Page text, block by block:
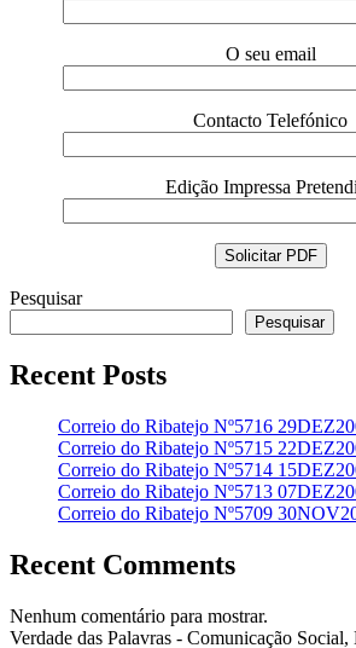
O seu email
Contacto Telefónico
Edição Impressa
Pesquisar
Pesquisar
Recent Posts
Correio do Ribatejo Nº5716
Correio do Ribatejo Nº5715
Correio do Ribatejo Nº5714
Correio do Ribatejo Nº5713
Correio do Ribatejo Nº5709
Recent Comments
Nenhum comentário para mostrar.
Verdade das Palavras - Comunicação